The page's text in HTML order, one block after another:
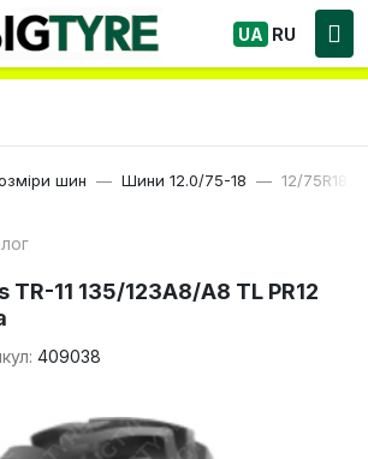
Великий вибір Шин, швидка
по Україні!
UA RU
шин Шини 12.0/75-18 12/75R18
TR-11 135/123A8/A8 TL PR12
409038